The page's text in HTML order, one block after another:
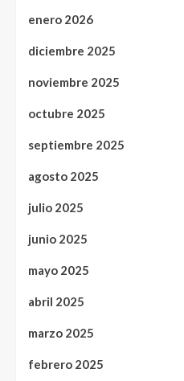
enero 2026
diciembre 2025
noviembre 2025
octubre 2025
septiembre 2025
agosto 2025
julio 2025
junio 2025
mayo 2025
abril 2025
marzo 2025
febrero 2025